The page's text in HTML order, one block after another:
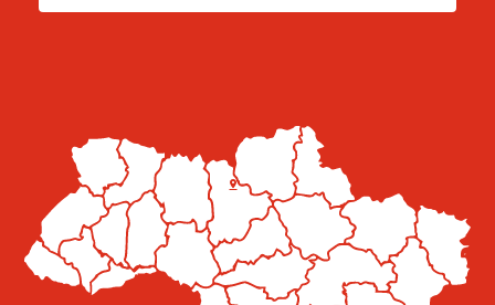
+38 050 851 92 20
Пн-Пт 09:00-16:00
Маршрут Google Map Подробнее